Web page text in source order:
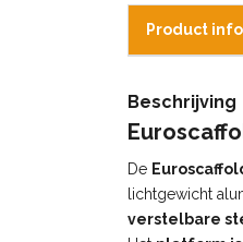
Product
Beschrijving
De
lichtgewicht
verstelbare